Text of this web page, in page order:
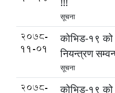
सूचना
2078-
11-01
कोभिड-१९
नियन्त्रण
सूचना
2078-
कोभिड-१९